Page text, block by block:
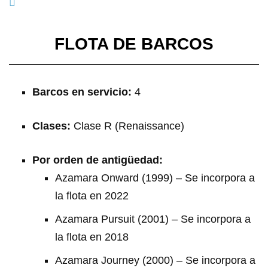
FLOTA DE BARCOS
Barcos en servicio: 4
Clases: Clase R (Renaissance)
Por orden de antigüedad:
Azamara Onward (1999) – Se incorpora a
la flota en 2022
Azamara Pursuit (2001) – Se incorpora a
la flota en 2018
Azamara Journey (2000) – Se incorpora a